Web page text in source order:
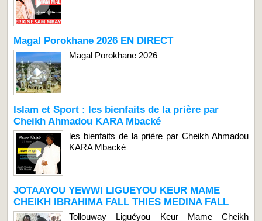
Magal Porokhane 2026 EN DIRECT
Magal Porokhane 2026
Islam et Sport : les bienfaits de la prière par
Cheikh Ahmadou KARA Mbacké
les bienfaits de la prière par Cheikh Ahmadou
KARA Mbacké
JOTAAYOU YEWWI LIGUEYOU KEUR MAME
CHEIKH IBRAHIMA FALL THIES MEDINA FALL
Tollouway Liguéyou Keur Mame Cheikh